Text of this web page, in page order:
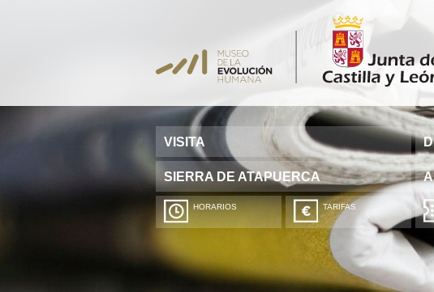
VISITA
SIERRA DE ATAPUERCA
HORARIOS TARIFAS